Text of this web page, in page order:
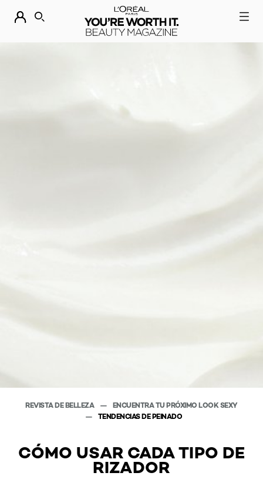
DESCUBRE NUESTRAS NOVEDADES.
BUSCAR
REVISTA DE BELLEZA
ENCUENTRA TU PRÓXIMO LOOK SEXY
TENDENCIAS DE PEINADO
CÓMO USAR CADA TIPO DE
RIZADOR